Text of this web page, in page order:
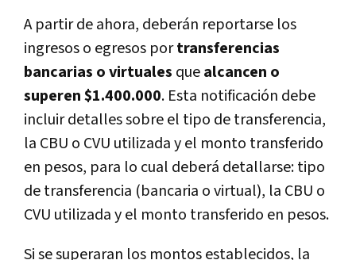
A partir de ahora, deberán reportarse los
ingresos o egresos portransferencias
bancarias o virtuales quealcancen o
superen $1.400.000. Esta notificación debe
incluir detalles sobre el tipo de transferencia,
la CBU o CVU utilizada y el monto transferido
en pesos, para lo cual deberá detallarse: tipo
de transferencia (bancaria o virtual), la CBU o
CVU utilizada y el monto transferido en pesos.
Si se superaran los montos establecidos, la